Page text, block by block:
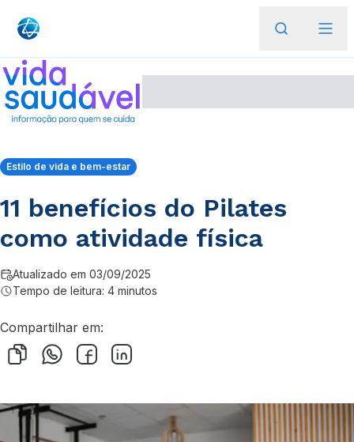
Estilo de vida e bem-estar
11 benefícios do Pilates
como atividade física
Atualizado em 03/09/2025
Tempo de leitura: 4 minutos
Compartilhar em: